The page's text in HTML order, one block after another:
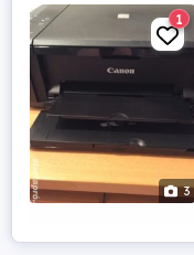
3
1